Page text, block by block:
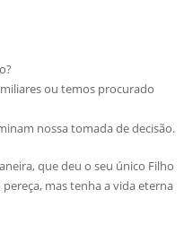
ou temos procurado
nossa tomada de decisão.
que deu o seu único Filho
mas tenha a vida eterna